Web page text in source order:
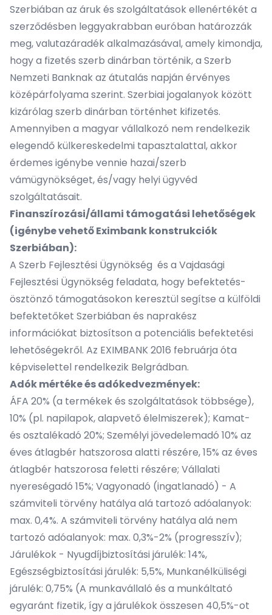
Szerbiában az áruk és szolgáltatások ellenértékét a
szerződésben leggyakrabban euróban határozzák
meg, valutazáradék alkalmazásával, amely kimondja,
hogy a fizetés szerb dinárban történik, a Szerb
Nemzeti Banknak az átutalás napján érvényes
középárfolyama szerint. Szerbiai jogalanyok között
kizárólag szerb dinárban történhet kifizetés.
Amennyiben a magyar vállalkozó nem rendelkezik
elegendő külkereskedelmi tapasztalattal, akkor
érdemes igénybe vennie hazai/szerb
vámügynökséget, és/vagy helyi ügyvéd
szolgáltatásait.
Finanszírozási/állami támogatási lehetőségek
(igénybe vehető Eximbank konstrukciók
Szerbiában):
A Szerb Fejlesztési Ügynökség és a Vajdasági
Fejlesztési Ügynökség feladata, hogy befektetés-
ösztönző támogatásokon keresztül segítse a külföldi
befektetőket Szerbiában és naprakész
információkat biztosítson a potenciális befektetési
lehetőségekről. Az EXIMBANK 2016 februárja óta
képviselettel rendelkezik Belgrádban.
Adók mértéke és adókedvezmények:
ÁFA 20% (a termékek és szolgáltatások többsége),
10% (pl. napilapok, alapvető élelmiszerek); Kamat-
és osztalékadó 20%; Személyi jövedelemadó 10% az
éves átlagbér hatszorosa alatti részére, 15% az éves
átlagbér hatszorosa feletti részére; Vállalati
nyereségadó 15%; Vagyonadó (ingatlanadó) - A
számviteli törvény hatálya alá tartozó adóalanyok:
max. 0,4%. A számviteli törvény hatálya alá nem
tartozó adóalanyok: max. 0,3%-2% (progresszív);
Járulékok - Nyugdíjbiztosítási járulék: 14%,
Egészségbiztosítási járulék: 5,5%, Munkanélküliségi
járulék: 0,75% (A munkavállaló és a munkáltató
egyaránt fizetik, így a járulékok összesen 40,5%-ot